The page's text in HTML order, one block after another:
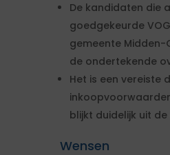
De kandidaten die
goedgekeurde
gemeente Midden-
de ondertekende
Het is een
blijkt duidelijk uit
Wensen